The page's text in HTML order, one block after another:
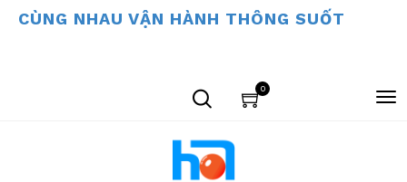
CÙNG NHAU VẬN HÀNH THÔNG SUỐT
0